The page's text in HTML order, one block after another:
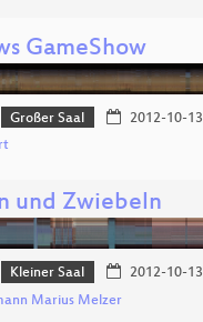
GameShow
Großer Saal 2012-10-13
und Zwiebeln
Kleiner Saal 2012-10-13
Marius Melzer